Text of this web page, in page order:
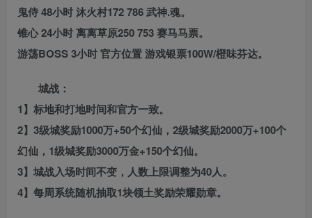
鬼侍 48小时 沐火村172 786 武神.魂。
锥心 24小时 离离草原250 753 赛马马票。
游荡BOSS 3小时 官方位置 游戏银票100W/橙味芬达。
城战：
1】标地和打地时间和官方一致。
2】3级城奖励1000万+50个幻仙，2级城奖励2000万+100个
幻仙，1级城奖励3000万金+150个幻仙。
3】城战入场时间不变，人数上限调整为40人。
4】每周系统随机抽取1块领土奖励荣耀勋章。